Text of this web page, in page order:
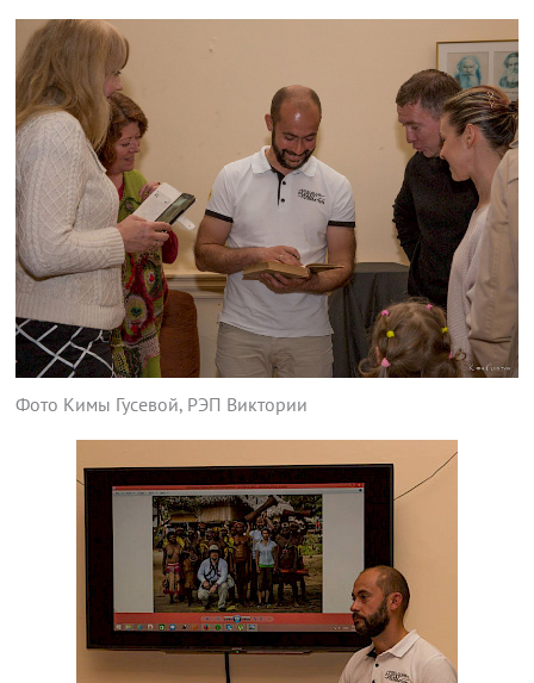
Фото Кимы Гусевой, РЭП Виктории